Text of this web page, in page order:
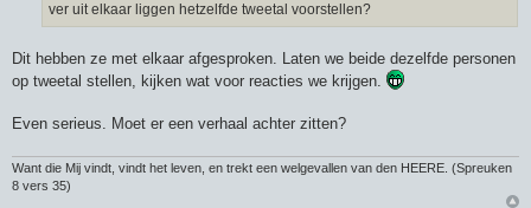
ver uit elkaar liggen hetzelfde tweetal voorstellen?
Dit hebben ze met elkaar afgesproken. Laten we beide dezelfde personen
op tweetal stellen, kijken wat voor reacties we krijgen.
Even serieus. Moet er een verhaal achter zitten?
Want die Mij vindt, vindt het leven, en trekt een welgevallen van den HEERE. (Spreuken
8 vers 35)